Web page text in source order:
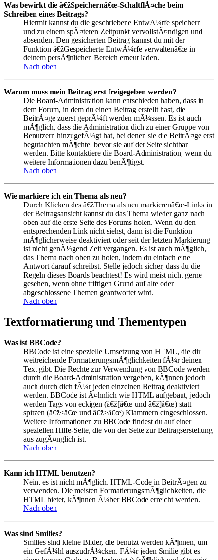
Was bewirkt die â€žSpeichernâ€œ-SchaltflÃ¤che beim
Schreiben eines Beitrags?
Hiermit kannst du die geschriebene EntwÃ¼rfe speichern
und zu einem spÃ¤teren Zeitpunkt vervollstÃ¤ndigen und
absenden. Den gesicherten Beitrag kannst du mit der
Funktion â€žGespeicherte EntwÃ¼rfe verwaltenâ€œ in
deinem persÃ¶nlichen Bereich erneut laden.
Nach oben
Warum muss mein Beitrag erst freigegeben werden?
Die Board-Administration kann entschieden haben, dass in
dem Forum, in dem du einen Beitrag erstellt hast, die
BeitrÃ¤ge zuerst geprÃ¼ft werden mÃ¼ssen. Es ist auch
mÃ¶glich, dass die Administration dich zu einer Gruppe von
Benutzern hinzugefÃ¼gt hat, bei denen sie die BeitrÃ¤ge erst
begutachten mÃ¶chte, bevor sie auf der Seite sichtbar
werden. Bitte kontaktiere die Board-Administration, wenn du
weitere Informationen dazu benÃ¶tigst.
Nach oben
Wie markiere ich ein Thema als neu?
Durch Klicken des â€žThema als neu markierenâ€œ-Links in
der Beitragsansicht kannst du das Thema wieder ganz nach
oben auf die erste Seite des Forums holen. Wenn du den
entsprechenden Link nicht siehst, dann ist die Funktion
mÃ¶glicherweise deaktiviert oder seit der letzten Markierung
ist nicht genÃ¼gend Zeit vergangen. Es ist auch mÃ¶glich,
das Thema nach oben zu holen, indem du einfach eine
Antwort darauf schreibst. Stelle jedoch sicher, dass du die
Regeln dieses Boards beachtest! Es wird meist nicht gerne
gesehen, wenn ohne triftigen Grund auf alte oder
abgeschlossene Themen geantwortet wird.
Nach oben
Textformatierung und Thementypen
Was ist BBCode?
BBCode ist eine spezielle Umsetzung von HTML, die dir
weitreichende FormatierungsmÃ¶glichkeiten fÃ¼r deinen
Text gibt. Die Rechte zur Verwendung von BBCode werden
durch die Board-Administration vergeben, kÃ¶nnen jedoch
auch durch dich fÃ¼r jeden einzelnen Beitrag deaktiviert
werden. BBCode ist Ã¤hnlich wie HTML aufgebaut, jedoch
werden Tags von eckigen (â€ž[â€œ und â€ž]â€œ) statt
spitzen (â€ž<â€œ und â€ž>â€œ) Klammern eingeschlossen.
Weitere Informationen zu BBCode findest du auf einer
speziellen Hilfe-Seite, die von der Seite zur Beitragserstellung
aus zugÃ¤nglich ist.
Nach oben
Kann ich HTML benutzen?
Nein, es ist nicht mÃ¶glich, HTML-Code in BeitrÃ¤gen zu
verwenden. Die meisten FormatierungsmÃ¶glichkeiten, die
HTML bietet, kÃ¶nnen Ã¼ber BBCode erreicht werden.
Nach oben
Was sind Smilies?
Smilies sind kleine Bilder, die benutzt werden kÃ¶nnen, um
ein GefÃ¼hl auszudrÃ¼cken. FÃ¼r jeden Smilie gibt es